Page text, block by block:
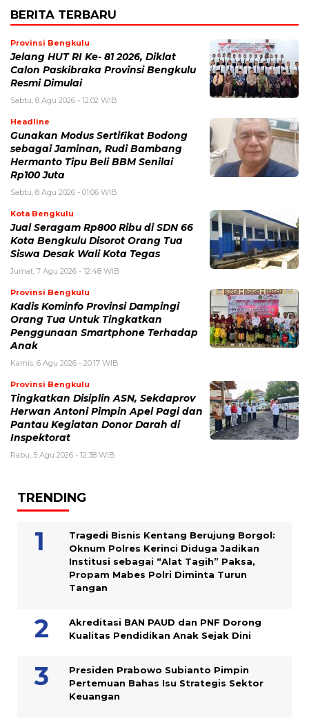
BERITA TERBARU
Provinsi Bengkulu
Jelang HUT RI Ke- 81 2026, Diklat
Calon Paskibraka Provinsi Bengkulu
Resmi Dimulai
Sabtu, 8 Agu 2026 - 12:02 WIB
Headline
Gunakan Modus Sertifikat Bodong
sebagai Jaminan, Rudi Bambang
Hermanto Tipu Beli BBM Senilai
Rp100 Juta
Sabtu, 8 Agu 2026 - 01:06 WIB
Kota Bengkulu
Jual Seragam Rp800 Ribu di SDN 66
Kota Bengkulu Disorot Orang Tua
Siswa Desak Wali Kota Tegas
Jumat, 7 Agu 2026 - 12:48 WIB
Provinsi Bengkulu
Kadis Kominfo Provinsi Dampingi
Orang Tua Untuk Tingkatkan
Penggunaan Smartphone Terhadap
Anak
Kamis, 6 Agu 2026 - 20:17 WIB
Provinsi Bengkulu
Tingkatkan Disiplin ASN, Sekdaprov
Herwan Antoni Pimpin Apel Pagi dan
Pantau Kegiatan Donor Darah di
Inspektorat
Rabu, 5 Agu 2026 - 12:38 WIB
TRENDING
Tragedi Bisnis Kentang Berujung Borgol:
Oknum Polres Kerinci Diduga Jadikan
Institusi sebagai “Alat Tagih” Paksa,
Propam Mabes Polri Diminta Turun
Tangan
Akreditasi BAN PAUD dan PNF Dorong
Kualitas Pendidikan Anak Sejak Dini
Presiden Prabowo Subianto Pimpin
Pertemuan Bahas Isu Strategis Sektor
Keuangan